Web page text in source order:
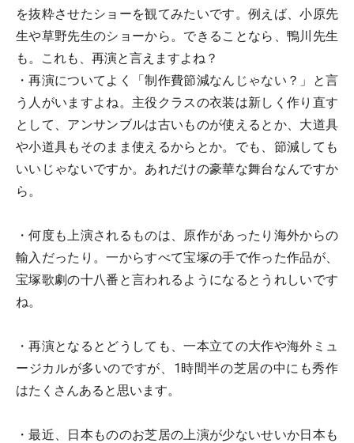
を抜粋させたショーを観てみたいです。例えば、小原先
生や草野先生のショーから。できることなら、鴨川先生
も。これも、再演と言えますよね？
・再演についてよく「制作費節減なんじゃない？」と言
う人がいますよね。主役クラスの衣装は新しく作り直す
として、アンサンブルは古いものが使えるとか、大道具
や小道具もそのまま使えるからとか。でも、節減しても
いいじゃないですか。あれだけの豪華な舞台なんですか
ら。
・何度も上演されるものは、原作があったり海外からの
輸入だったり。一からすべて宝塚の手で作った作品が、
宝塚歌劇の十八番と言われるようになるとうれしいです
ね。
・再演となるとどうしても、一本立ての大作や海外ミュ
ージカルが多いのですが、1時間半の芝居の中にも秀作
はたくさんあると思います。
・最近、日本もののお芝居の上演が少ないせいか日本も